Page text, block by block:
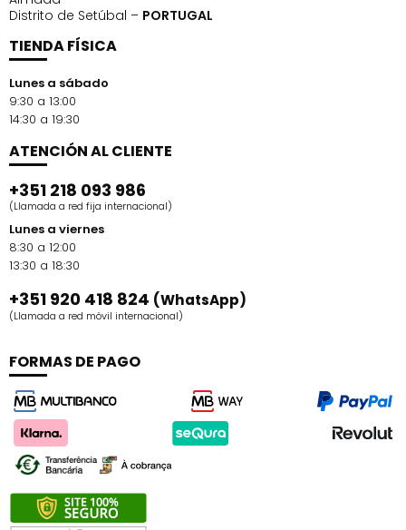
Distrito de Setúbal – PORTUGAL
TIENDA FÍSICA
Lunes a sábado
9:30 a 13:00
14:30 a 19:30
ATENCIÓN AL CLIENTE
+351 218 093 986
(Llamada a red fija internacional)
Lunes a viernes
8:30 a 12:00
13:30 a 18:30
+351 920 418 824 (WhatsApp)
(Llamada a red móvil internacional)
FORMAS DE PAGO